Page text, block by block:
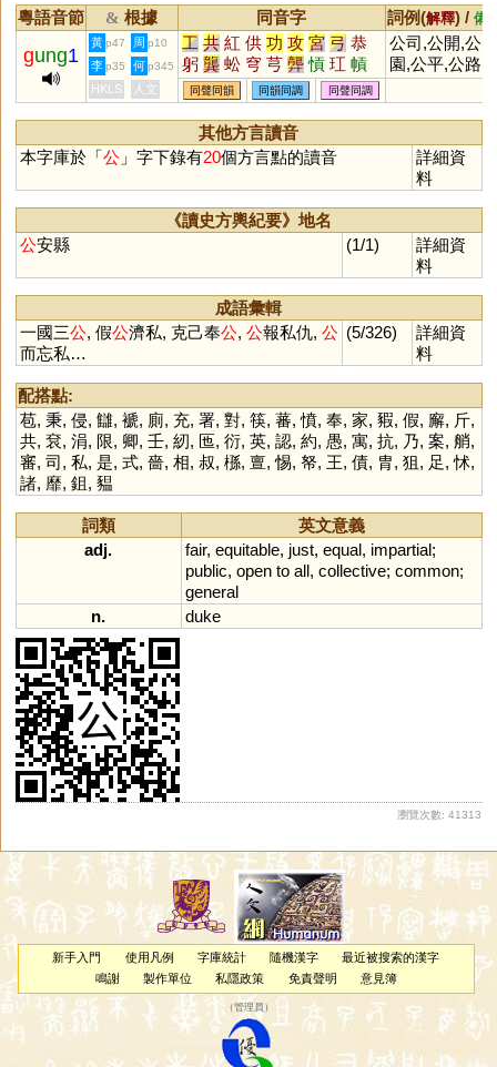
粵語音節 & 根據 同音字 詞例(解釋) / 備
gung1
黃 p47 周 p10 工 共 紅 供 功 攻 宮 弓 恭
躬 龔 蚣 穹 芎 龏 愩 玒 幊
匑 釭 魟 塨
公司,公開,公
園,公平,公路,
公民,公正
李 p35 何 p345
HKLS 人文 同聲同韻 同韻同調 同聲同調
其他方言讀音
本字庫於「公 」字下錄有20個方言點的讀音
詳細資
料
《讀史方輿紀要》地名
公安縣 (1/1)
詳細資
料
成語彙輯
一國三公, 假公濟私, 克己奉公, 公報私仇, 公
而忘私…
(5/326)
詳細資
料
配搭點:
苞, 秉, 侵, 讎, 褫, 廁, 充, 署, 對, 筷, 蕃,憤, 奉, 家, 豭, 假, 廨, 斤,
共, 袞, 涓, 限, 卿, 壬, 紉, 匜, 衍, 英, 認, 約, 愚, 寓, 抗, 乃, 案, 艄,
審, 司, 私, 是, 式, 嗇, 相, 叔, 槂, 亶,惕, 帑, 王, 債, 胄, 狙, 足,怵,
諸, 靡, 鉏, 豱
詞類
英文意義
adj.
fair, equitable, just, equal, impartial;
public, open to all, collective; common;
general
n.
duke
瀏覽次數: 41313
新手入門 使用凡例 字庫統計 隨機漢字
最近被搜索的漢字
鳴謝
製作單位 私隱政策 免責聲明 意見簿
（管理員 ）